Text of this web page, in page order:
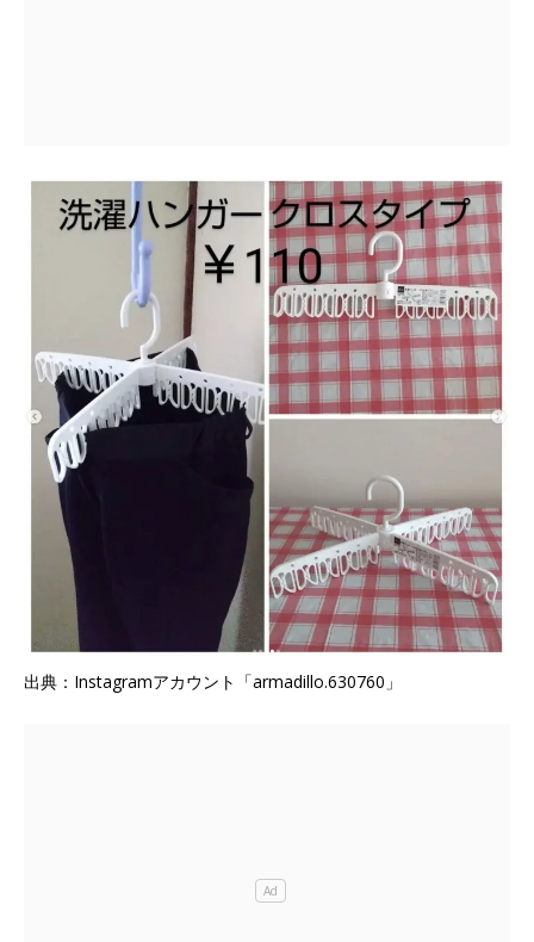
出典：Instagramアカウント「armadillo.630760」